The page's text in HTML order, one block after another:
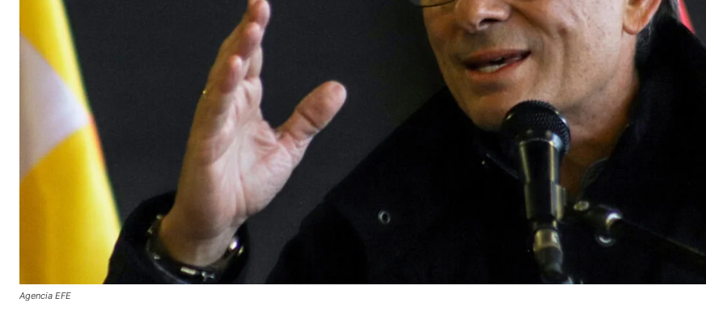
Agencia EFE